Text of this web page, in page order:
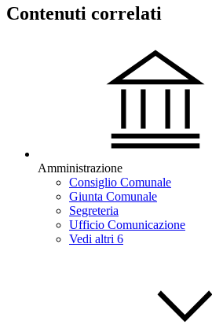
Contenuti correlati
Amministrazione
Consiglio Comunale
Giunta Comunale
Segreteria
Ufficio Comunicazione
Vedi altri 6